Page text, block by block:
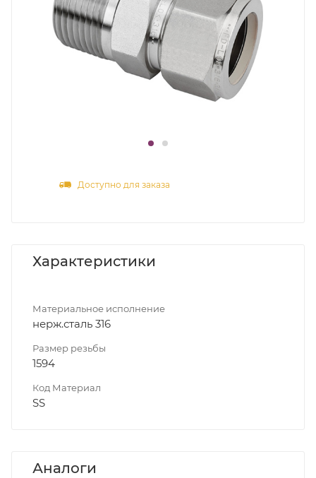
Доступно для заказа
Характеристики
Материальное исполнение
нерж.сталь 316
Размер резьбы
1594
Код Материал
SS
Аналоги